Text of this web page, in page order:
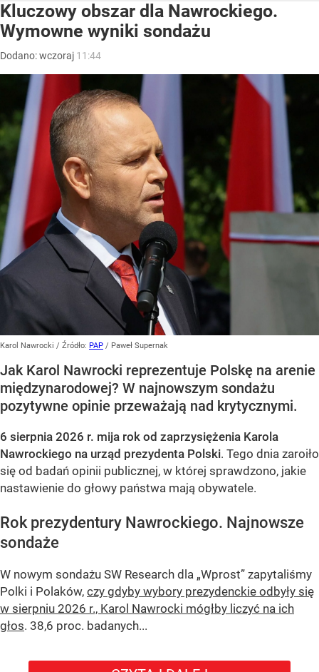
Kluczowy obszar dla Nawrockiego.
Wymowne wyniki sondażu
Dodano:wczoraj 11:44
Karol Nawrocki / Źródło: PAP / Paweł Supernak
Jak Karol Nawrocki reprezentuje Polskę na arenie
międzynarodowej? W najnowszym sondażu
pozytywne opinie przeważają nad krytycznymi.
6 sierpnia 2026 r. mija rok od zaprzysiężenia Karola
Nawrockiego na urząd prezydenta Polski. Tego dnia zaroiło
się od badań opinii publicznej, w której sprawdzono, jakie
nastawienie do głowy państwa mają obywatele.
Rok prezydentury Nawrockiego. Najnowsze
sondaże
W nowym sondażu SW Research dla „Wprost” zapytaliśmy
Polki i Polaków, czy gdyby wybory prezydenckie odbyły się
w sierpniu 2026 r., Karol Nawrocki mógłby liczyć na ich
głos. 38,6 proc. badanych...